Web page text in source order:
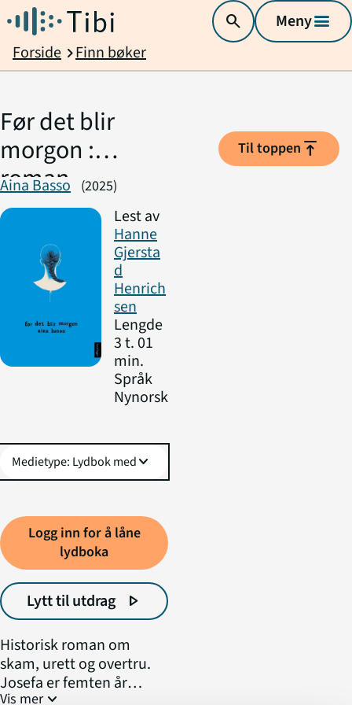
search Menymenu
Forside chevron_rightFinn bøker
Før det blir
morgon :
roman
Aina Basso (2025)
Lest av
Hanne
Gjersta
d
Henrich
sen
Lengde
3 t. 01
min.
Språk
Nynorsk
expand_more
Logg inn for å låne
lydboka
Lytt til utdrag
play_arrow
Historisk roman om
skam, urett og overtru.
Josefa er femten år
Vis merexpand_more
Til toppen vertical_align_top